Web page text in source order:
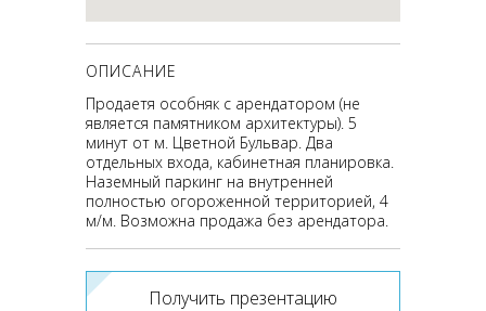
ОПИСАНИЕ
Продаетя особняк с арендатором (не
является памятником архитектуры). 5
минут от м. Цветной Бульвар. Два
отдельных входа, кабинетная планировка.
Наземный паркинг на внутренней
полностью огороженной территорией, 4
м/м. Возможна продажа без арендатора.
Получить презентацию